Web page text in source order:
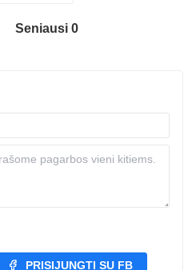
Seniausi 0
PRISIJUNGTI SU FB